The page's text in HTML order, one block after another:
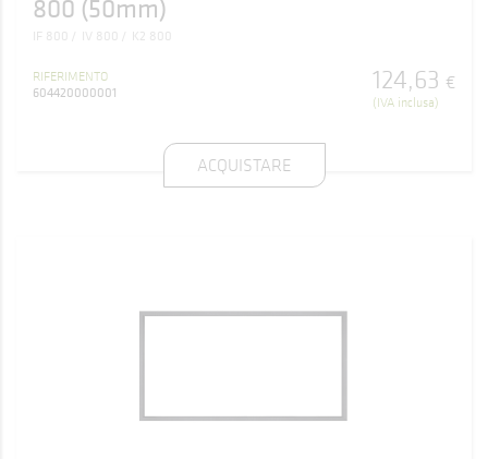
800 (50mm)
IF 800 IV 800 K2 800
RIFERIMENTO
604420000001
124,63 €
(IVA inclusa)
ACQUISTARE